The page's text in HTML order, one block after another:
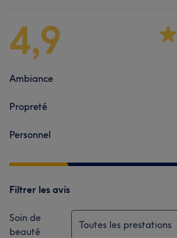
4,9
Ambiance
Propreté
Personnel
Filtrer les avis
Soin de
beauté
Toutes les prestations